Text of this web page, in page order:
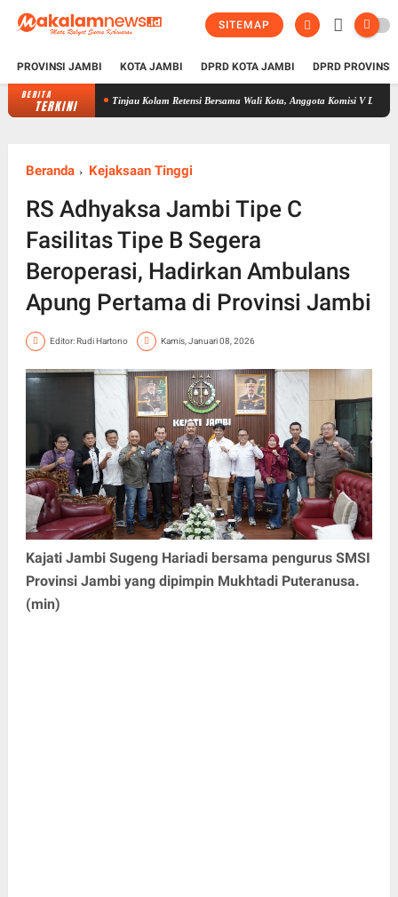
SITEMAP
PROVINSI JAMBI KOTA JAMBI DPRD KOTA JAMBI DPRD
BERITA
TERKINITinjau Kolam Retensi Bersama Wali Kota, Anggota Komisi V DPR RI Edi
Beranda Kejaksaan Tinggi
RS Adhyaksa Jambi Tipe C
Fasilitas Tipe B Segera
Beroperasi, Hadirkan Ambulans
Apung Pertama di Provinsi Jambi
Editor: Rudi Hartono Kamis, Januari 08, 2026
Kajati Jambi Sugeng Hariadi bersama pengurus SMSI
Provinsi Jambi yang dipimpin Mukhtadi Puteranusa.
(min)